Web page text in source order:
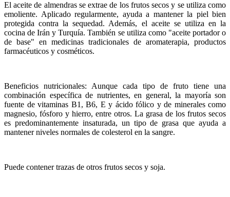
El aceite de almendras se extrae de los frutos secos y se utiliza como
emoliente. Aplicado regularmente, ayuda a mantener la piel bien
protegida contra la sequedad. Además, el aceite se utiliza en la
cocina de Irán y Turquía. También se utiliza como "aceite portador o
de base" en medicinas tradicionales de aromaterapia, productos
farmacéuticos y cosméticos.
Beneficios nutricionales: Aunque cada tipo de fruto tiene una
combinación específica de nutrientes, en general, la mayoría son
fuente de vitaminas B1, B6, E y ácido fólico y de minerales como
magnesio, fósforo y hierro, entre otros. La grasa de los frutos secos
es predominantemente insaturada, un tipo de grasa que ayuda a
mantener niveles normales de colesterol en la sangre.
Puede contener trazas de otros frutos secos y soja.